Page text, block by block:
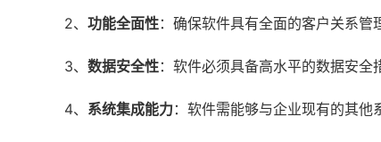
2、 功能全面性：确保软件具有全面的客户关系管
3、 数据安全性：软件必须具备高水平的数据安全
4、 系统集成能力：软件需能够与企业现有的其他